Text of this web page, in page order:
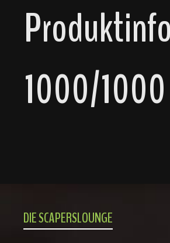
1000/
DIE SCAPERSLOUNGE